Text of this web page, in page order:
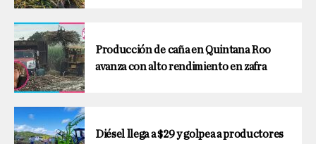
Producción de caña en Quintana Roo
avanza con alto rendimiento en zafra
Diésel llega a $29 y golpea a productores